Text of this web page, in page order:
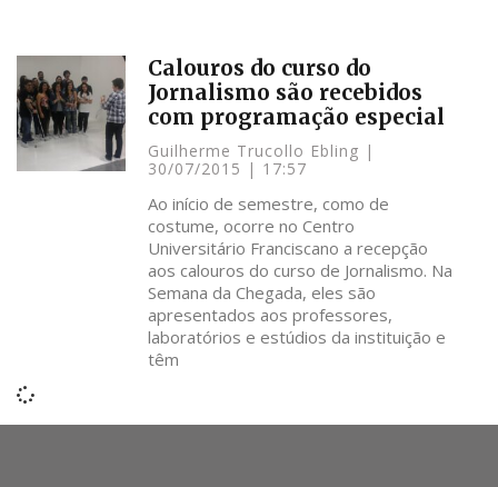
Calouros do curso do
Jornalismo são recebidos
com programação especial
Guilherme Trucollo Ebling
30/07/2015
17:57
Ao início de semestre, como de
costume, ocorre no Centro
Universitário Franciscano a recepção
aos calouros do curso de Jornalismo. Na
Semana da Chegada, eles são
apresentados aos professores,
laboratórios e estúdios da instituição e
têm